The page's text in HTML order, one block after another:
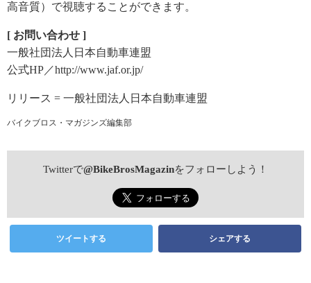
高音質）で視聴することができます。
[ お問い合わせ ]
一般社団法人日本自動車連盟
公式HP／http://www.jaf.or.jp/
リリース = 一般社団法人日本自動車連盟
バイクブロス・マガジンズ編集部
Twitterで@BikeBrosMagazinをフォローしよう！
ツイートする シェアする